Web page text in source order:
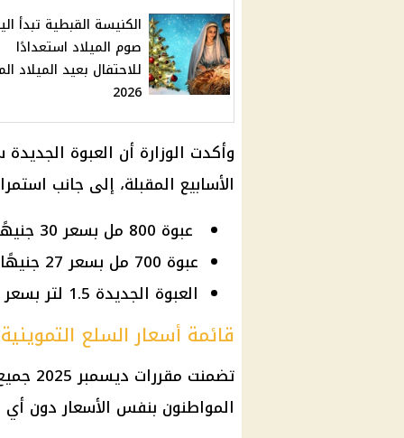
الكنيسة القبطية تبدأ
صوم الميلاد استعدادًا
للاحتفال بعيد الميلاد
2026
وأكدت الوزارة أن العبوة
الأسابيع المقبلة، إلى جانب
عبوة 800 مل بسعر 30 جنيهًا.
عبوة 700 مل بسعر 27 جنيهًا.
العبوة الجديدة 1.5 لتر بسعر 56 جنيهًا.
قائمة أسعار السلع التموينية
تضمنت مقررات ديسمبر 2025 جميع
المواطنون بنفس الأسعار دون أي